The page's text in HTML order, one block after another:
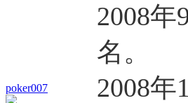
poker007
2008
名。
2008